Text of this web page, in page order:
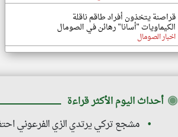
قراصنة يتخذون أفراد طاقم ناقلة
الكيماويات "أسانا" رهائن في الصومال
اخبار الصومال
◉ أحداث اليوم الأكثر قراءة
مشجع تركي يرتدي الزي الفرعوني